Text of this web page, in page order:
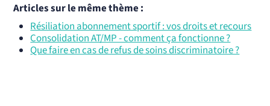
Articles sur le même thème :
Résiliation abonnement sportif : vos droits et recours
Consolidation AT/MP - comment ça fonctionne ?
Que faire en cas de refus de soins discriminatoire ?